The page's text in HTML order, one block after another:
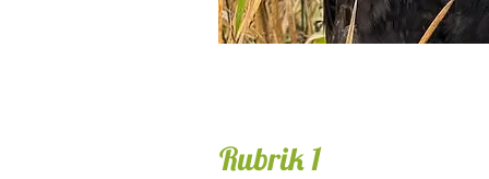
Rubrik 1